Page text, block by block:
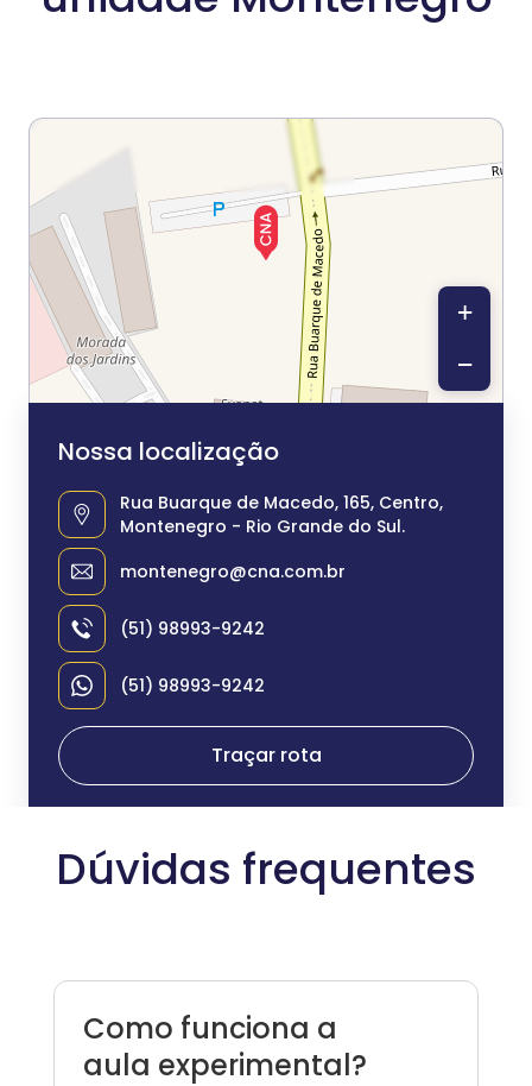
Nossa localização
Rua Buarque de Macedo, 165, Centro,
Montenegro - Rio Grande do Sul.
montenegro@cna.com.br
(51) 98993-9242
(51) 98993-9242
Traçar rota
+
−
Dúvidas frequentes
Como funciona a
aula experimental?